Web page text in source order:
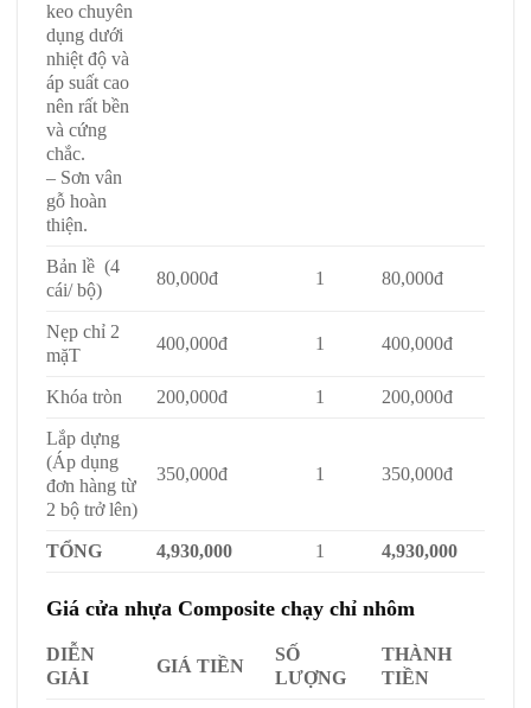
keo chuyên
dụng dưới
nhiệt độ và
áp suất cao
nên rất bền
và cứng
chắc.
– Sơn vân
gỗ hoàn
thiện.
Bản lề (4
cái/ bộ)
80,000đ 1 80,000đ
Nẹp chỉ 2
mặT
400,000đ 1 400,000đ
Khóa tròn 200,000đ 1 200,000đ
Lắp dựng
(Áp dụng
đơn hàng từ
2 bộ trở lên)
350,000đ 1 350,000đ
TỔNG 4,930,000 1 4,930,000
Giá cửa nhựa Composite chạy chỉ nhôm
DIỄN
GIẢI
GIÁ TIỀN
SỐ
LƯỢNG
THÀNH
TIỀN